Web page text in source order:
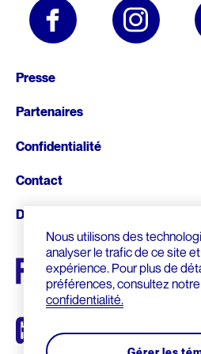
Fonds d’archives
Articles de la Fondation
Formation et tutoriels
CULTURE QUÉBÉCOISE
Les prix Lionel-Groulx
Le prix Jean-Éthier-Blais
EXPOSITIONS
Le métro, véhicule de notre
Nos géants : l’exposition
ARCHIVES AUDIOVISUELLES
Le Chanoine Lionel Groulx,
Cours d’histoire donné par
UNE FIGURE MARQUANTE
CRÉDIT D’IMPÔT
Nous utilisons des
analyser le trafic de ce site
expérience. Pour plus de
préférences, consultez notre
confidentialité.
page
Presse
Partenaires
Confidentialité
Contact
Donnez